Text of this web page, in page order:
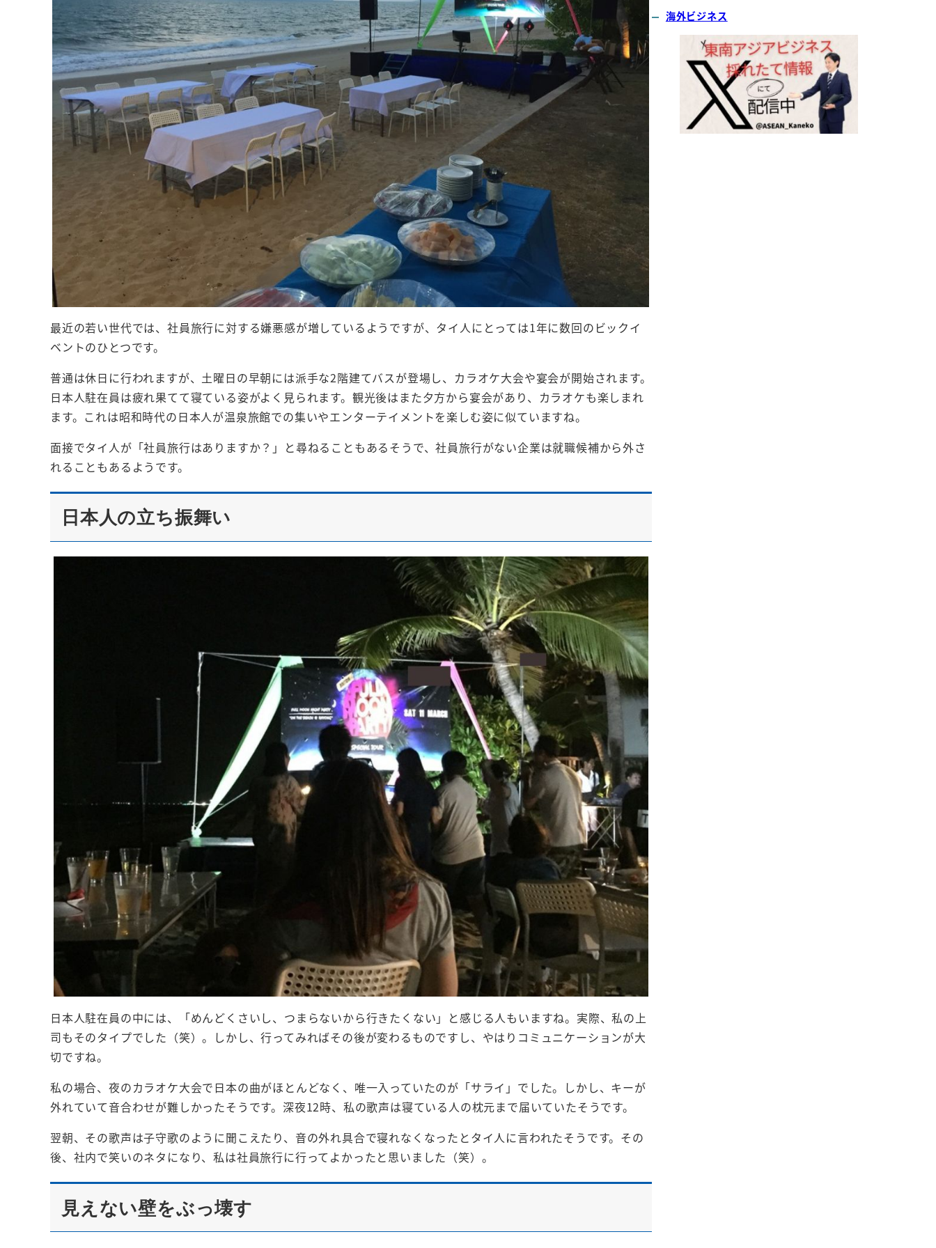
最近の若い世代では、社員旅行に対する嫌悪感が増しているようですが、タイ人にとっては1年に数回のビックイ
ベントのひとつです。
普通は休日に行われますが、土曜日の早朝には派手な2階建てバスが登場し、カラオケ大会や宴会が開始されます。
日本人駐在員は疲れ果てて寝ている姿がよく見られます。観光後はまた夕方から宴会があり、カラオケも楽しまれ
ます。これは昭和時代の日本人が温泉旅館での集いやエンターテイメントを楽しむ姿に似ていますね。
面接でタイ人が「社員旅行はありますか？」と尋ねることもあるそうで、社員旅行がない企業は就職候補から外さ
れることもあるようです。
日本人の立ち振舞い
日本人駐在員の中には、「めんどくさいし、つまらないから行きたくない」と感じる人もいますね。実際、私の上
司もそのタイプでした（笑）。しかし、行ってみればその後が変わるものですし、やはりコミュニケーションが大
切ですね。
私の場合、夜のカラオケ大会で日本の曲がほとんどなく、唯一入っていたのが「サライ」でした。しかし、キーが
外れていて音合わせが難しかったそうです。深夜12時、私の歌声は寝ている人の枕元まで届いていたそうです。
翌朝、その歌声は子守歌のように聞こえたり、音の外れ具合で寝れなくなったとタイ人に言われたそうです。その
後、社内で笑いのネタになり、私は社員旅行に行ってよかったと思いました（笑）。
見えない壁をぶっ壊す
海外ビジネス